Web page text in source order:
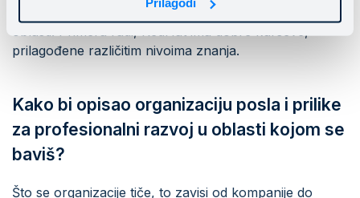
kurs kako biste stekli osnovno znanje iz određene
prilagođene različitim nivoima znanja.
Kako bi opisao organizaciju posla i prilike
za profesionalni razvoj u oblasti kojom se
baviš?
Što se organizacije tiče, to zavisi od kompanije do